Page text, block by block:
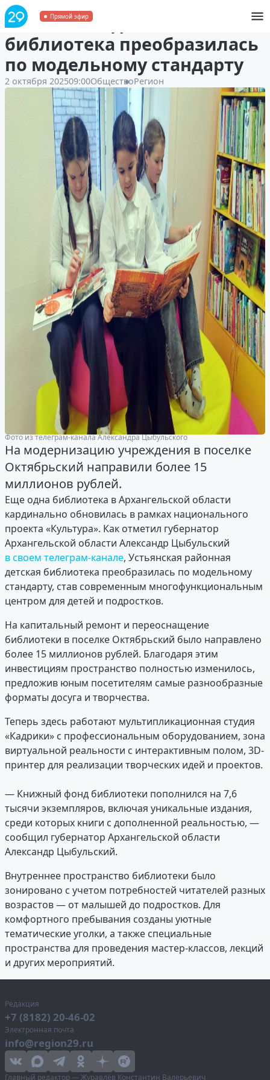
Прямой эфир
Устьянская детская
библиотека преобразилась
по модельному стандарту
2 октября 202509:00ОбществоРегион
Фото из телеграм-канала Александра Цыбульского
На модернизацию учреждения в поселке
Октябрьский направили более 15
миллионов рублей.
Еще одна библиотека в Архангельской области
кардинально обновилась в рамках национального
проекта «Культура». Как отметил губернатор
Архангельской области Александр Цыбульский
в своем телеграм-канале, Устьянская районная
детская библиотека преобразилась по модельному
стандарту, став современным многофункциональным
центром для детей и подростков.
На капитальный ремонт и переоснащение
библиотеки в поселке Октябрьский было направлено
более 15 миллионов рублей. Благодаря этим
инвестициям пространство полностью изменилось,
предложив юным посетителям самые разнообразные
форматы досуга и творчества.
Теперь здесь работают мультипликационная студия
«Кадрики» с профессиональным оборудованием, зона
виртуальной реальности с интерактивным полом, 3D-
принтер для реализации творческих идей и проектов.
— Книжный фонд библиотеки пополнился на 7,6
тысячи экземпляров, включая уникальные издания,
среди которых книги с дополненной реальностью, —
сообщил губернатор Архангельской области
Александр Цыбульский.
Внутреннее пространство библиотеки было
зонировано с учетом потребностей читателей разных
возрастов — от малышей до подростков. Для
комфортного пребывания созданы уютные
тематические уголки, а также специальные
пространства для проведения мастер-классов, лекций
и других мероприятий.
Редакция
+7 (8182) 20-46-02
Электронная почта
info@region29.ru
Главный редактор — Журавлёв Константин Валерьевич